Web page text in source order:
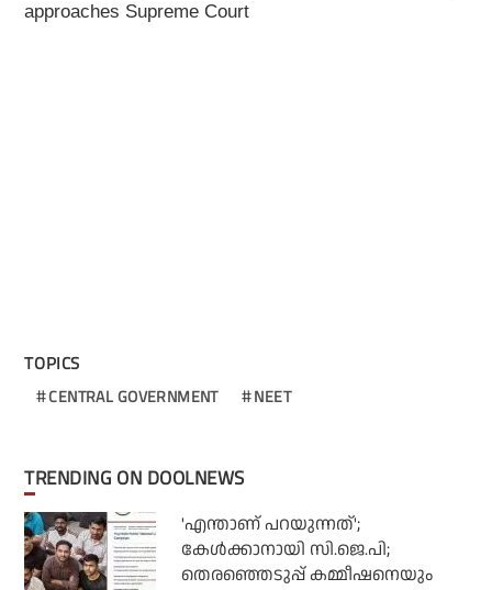
approaches Supreme Court
TOPICS
CENTRAL GOVERNMENT NEET
TRENDING ON DOOLNEWS
'എന്താണ് പറയുന്നത്';
കേള്‍ക്കാനായി സി.ജെ.പി;
തെരഞ്ഞെടുപ്പ് കമ്മീഷനെയും